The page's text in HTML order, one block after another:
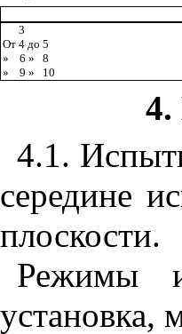
3
От 4 до 5
»
6 »
8
»
9 » 10
4.1.
середине
плоскости.
Режимы